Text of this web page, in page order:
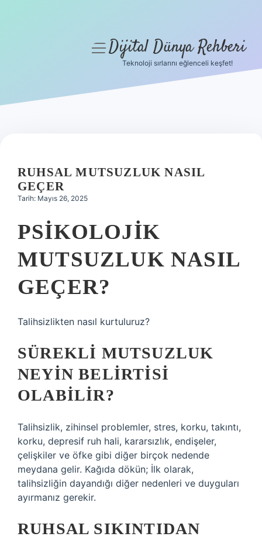
Hakkımızda
menüyüDijital Dünya Rehberi
Teknoloji sırlarını eğlenceli keşfet!
RUHSAL MUTSUZLUK NASIL
GEÇER
Tarih: Mayıs 26, 2025
PSIKOLOJIK
MUTSUZLUK NASIL
GEÇER?
Talihsizlikten nasıl kurtuluruz?
SÜREKLI MUTSUZLUK
NEYIN BELIRTISI
OLABILIR?
Talihsizlik, zihinsel problemler, stres, korku, takıntı,
korku, depresif ruh hali, kararsızlık, endişeler,
çelişkiler ve öfke gibi diğer birçok nedende
meydana gelir. Kağıda dökün; İlk olarak,
talihsizliğin dayandığı diğer nedenleri ve duyguları
ayırmanız gerekir.
RUHSAL SIKINTIDAN